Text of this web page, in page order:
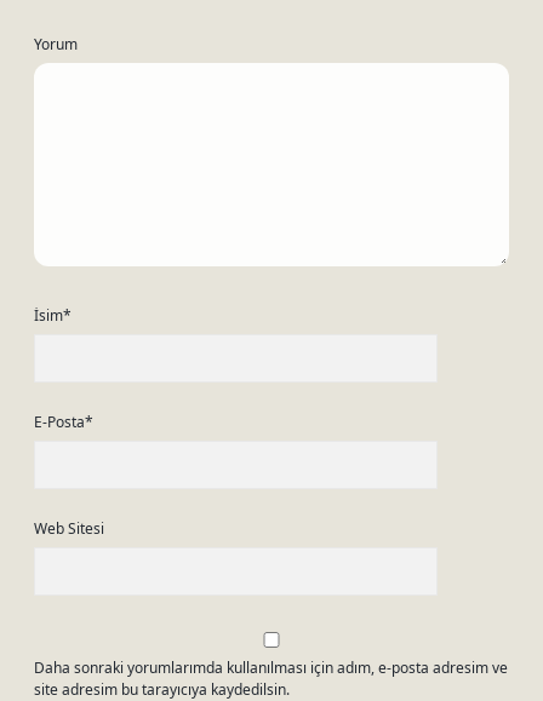
Yorum
İsim*
E-Posta*
Web Sitesi
Daha sonraki yorumlarımda kullanılması için adım, e-posta adresim ve
site adresim bu tarayıcıya kaydedilsin.